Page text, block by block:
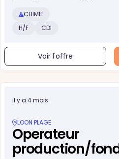
CHIMIE
H/F
CDI
Voir l'offre
il y a 4 mois
LOON PLAGE
Operateur
production/